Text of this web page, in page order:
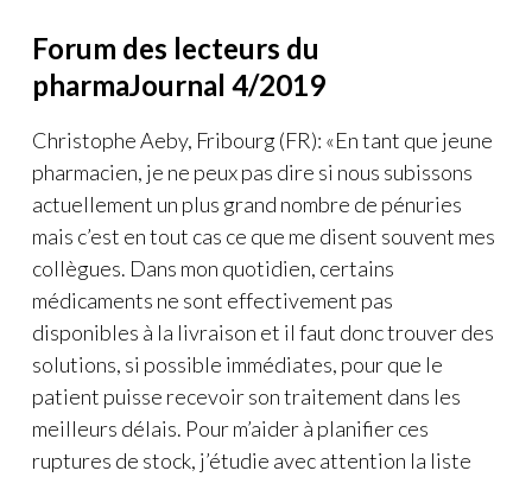
Forum des lecteurs du
pharmaJournal 4/2019
Christophe Aeby, Fribourg (FR): «En tant que jeune
pharmacien, je ne peux pas dire si nous subissons
actuellement un plus grand nombre de pénuries
mais c’est en tout cas ce que me disent souvent mes
collègues. Dans mon quotidien, certains
médicaments ne sont effectivement pas
disponibles à la livraison et il faut donc trouver des
solutions, si possible immédiates, pour que le
patient puisse recevoir son traitement dans les
meilleurs délais. Pour m’aider à planifier ces
ruptures de stock, j’étudie avec attention la liste